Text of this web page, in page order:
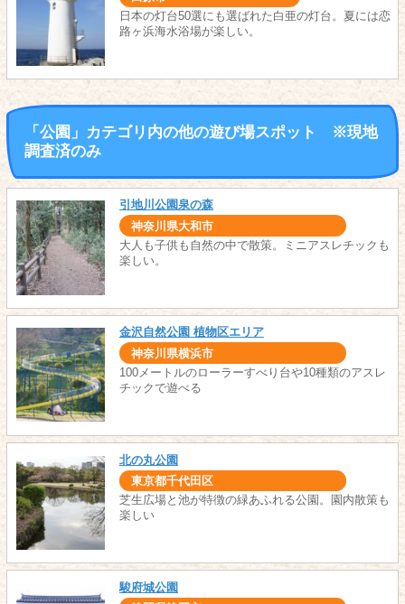
日本の灯台50選にも選ばれた白亜の灯台。夏には恋
路ヶ浜海水浴場が楽しい。
「公園」カテゴリ内の他の遊び場スポット ※現地
調査済のみ
引地川公園泉の森
神奈川県大和市
大人も子供も自然の中で散策。ミニアスレチックも
楽しい。
金沢自然公園 植物区エリア
神奈川県横浜市
100メートルのローラーすべり台や10種類のアスレ
チックで遊べる
北の丸公園
東京都千代田区
芝生広場と池が特徴の緑あふれる公園。園内散策も
楽しい
駿府城公園